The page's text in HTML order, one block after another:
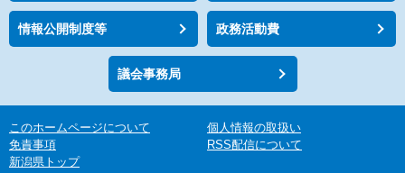
情報公開制度等 政務活動費
議会事務局
このホームページについて
個人情報の取扱い
免責事項
RSS配信について
新潟県トップ